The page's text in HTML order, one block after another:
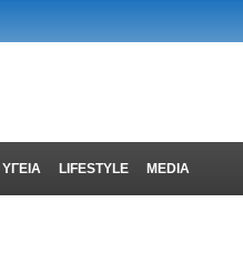
ΥΓΕΙΑ LIFESTYLE MEDIA